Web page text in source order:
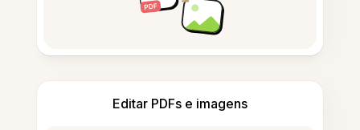
Editar PDFs e imagens